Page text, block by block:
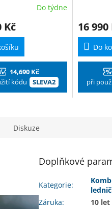
A
Čistič naDo týdne
Kč
14,690 Kč
kódu
SLEVA2
Frosch
16 990
Do
při
Diskuze
Doplňkové
Kategorie:
Záruka:
10